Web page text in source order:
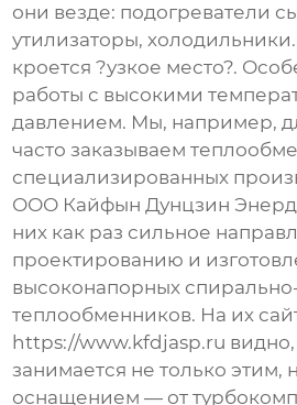
они везде: подогреватели
утилизаторы,
кроется ?узкое место?.
работы с высокими
давлением. Мы, например,
часто заказываем
специализированных
ООО Кайфын Дунцзин
них как раз сильное
проектированию и
высоконапорных
теплообменников. На их
https://www.kfdjasp.ru
занимается не только
оснащением — от